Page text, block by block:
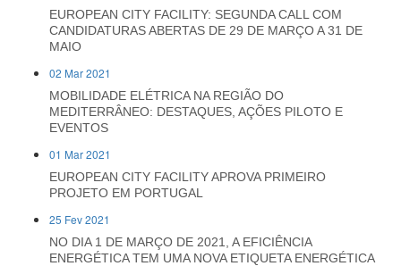
EUROPEAN CITY FACILITY: SEGUNDA CALL COM
CANDIDATURAS ABERTAS DE 29 DE MARÇO A 31 DE
MAIO
02 Mar 2021
MOBILIDADE ELÉTRICA NA REGIÃO DO
MEDITERRÂNEO: DESTAQUES, AÇÕES PILOTO E
EVENTOS
01 Mar 2021
EUROPEAN CITY FACILITY APROVA PRIMEIRO
PROJETO EM PORTUGAL
25 Fev 2021
NO DIA 1 DE MARÇO DE 2021, A EFICIÊNCIA
ENERGÉTICA TEM UMA NOVA ETIQUETA ENERGÉTICA